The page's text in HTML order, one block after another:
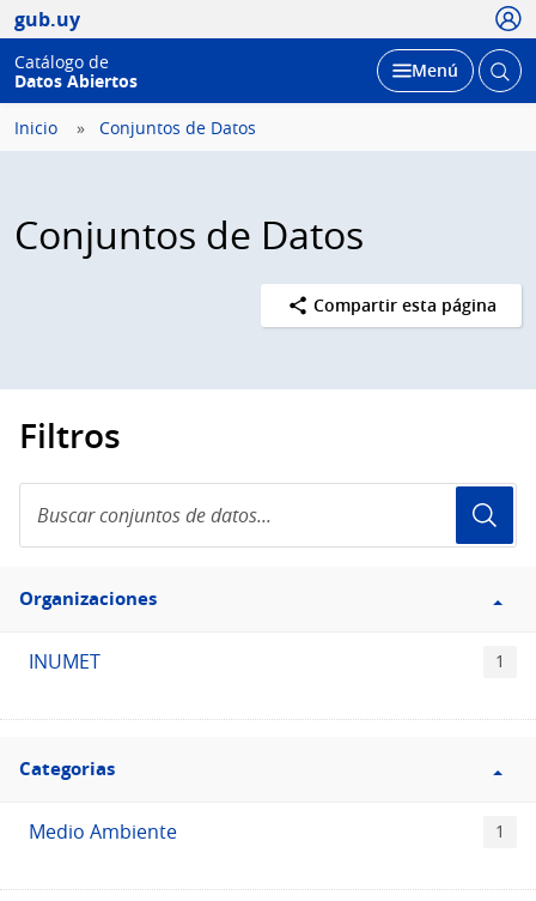
gub.uy
Catálogo de
Datos Abiertos
Desplegar
Menú Abrir
Inicio Conjuntos de Datos
Conjuntos de Datos
Compartir esta página
Filtros
conjuntos
de
Filtro
Organizaciones
Organizaciones
INUMET 1
Filtro
Categorias
Categorias
Medio Ambiente 1